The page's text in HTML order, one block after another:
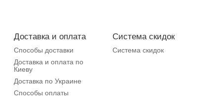
Доставка и оплата
Способы доставки
Доставка и оплата по
Киеву
Доставка по Украине
Способы оплаты
Система скидок
Система скидок